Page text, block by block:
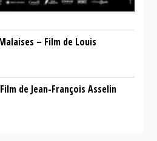
– Film de Louis
de Jean-François Asselin